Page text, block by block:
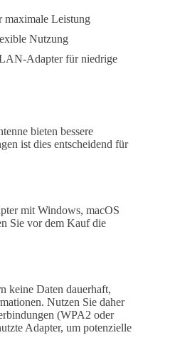
maximale Leistung
Nutzung
Adapter für niedrige
bieten bessere
ist dies entscheidend für
mit Windows, macOS
Sie vor dem Kauf die
keine Daten dauerhaft,
Nutzen Sie daher
(WPA2 oder
Adapter, um potenzielle